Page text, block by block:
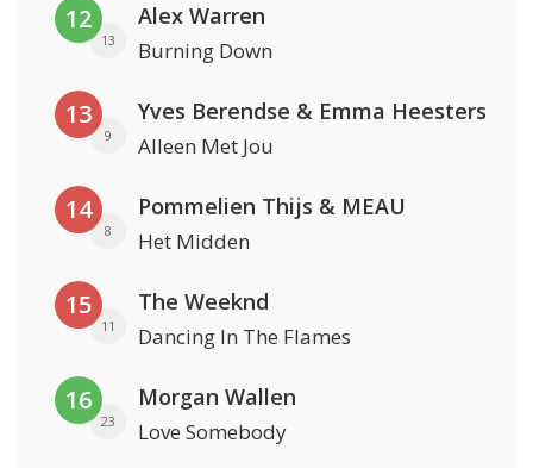
12
13
Alex Warren
Burning Down
13
9
Yves Berendse & Emma Heesters
Alleen Met Jou
14
8
Pommelien Thijs & MEAU
Het Midden
15
11
The Weeknd
Dancing In The Flames
16
23
Morgan Wallen
Love Somebody